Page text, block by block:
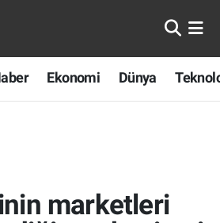
Ekonomi Dünya
marketleri